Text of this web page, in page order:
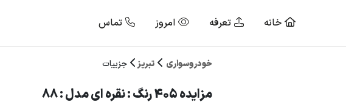
خانه تعرفه امروز تماس
خودروسواری تبریز جزییات
مزایده 405 رنگ : نقره ای مدل : 88